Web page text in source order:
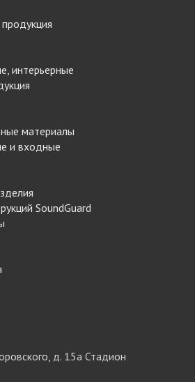
интерьерные
материалы
и входные
SoundGuard
д. 15а Стадион